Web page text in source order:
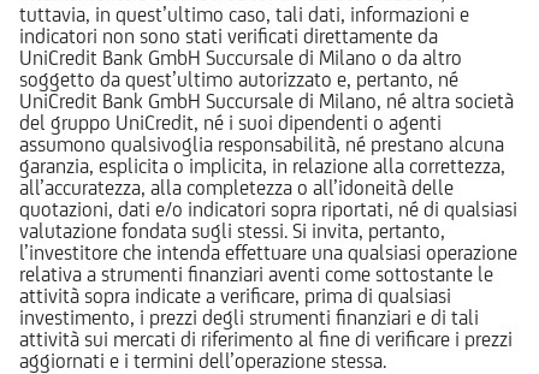
tuttavia, in quest’ultimo caso, tali dati, informazioni e
indicatori non sono stati verificati direttamente da
UniCredit Bank GmbH Succursale di Milano o da altro
soggetto da quest’ultimo autorizzato e, pertanto, né
UniCredit Bank GmbH Succursale di Milano, né altra società
del gruppo UniCredit, né i suoi dipendenti o agenti
assumono qualsivoglia responsabilità, né prestano alcuna
garanzia, esplicita o implicita, in relazione alla correttezza,
all’accuratezza, alla completezza o all’idoneità delle
quotazioni, dati e/o indicatori sopra riportati, né di qualsiasi
valutazione fondata sugli stessi. Si invita, pertanto,
l’investitore che intenda effettuare una qualsiasi operazione
relativa a strumenti finanziari aventi come sottostante le
attività sopra indicate a verificare, prima di qualsiasi
investimento, i prezzi degli strumenti finanziari e di tali
attività sui mercati di riferimento al fine di verificare i prezzi
aggiornati e i termini dell’operazione stessa.